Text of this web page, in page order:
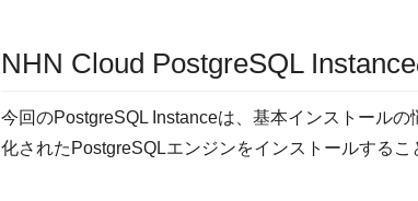
NHN Cloud PostgreSQL
今回のPostgreSQL Instanceは、基本インストール
化されたPostgreSQLエンジンをインストールする